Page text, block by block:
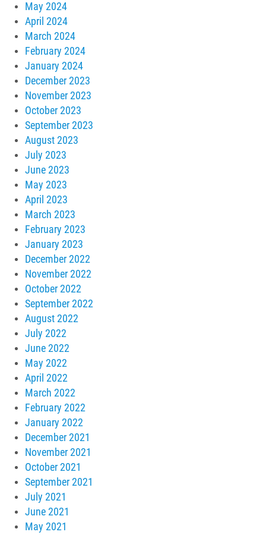
May 2024
April 2024
March 2024
February 2024
January 2024
December 2023
November 2023
October 2023
September 2023
August 2023
July 2023
June 2023
May 2023
April 2023
March 2023
February 2023
January 2023
December 2022
November 2022
October 2022
September 2022
August 2022
July 2022
June 2022
May 2022
April 2022
March 2022
February 2022
January 2022
December 2021
November 2021
October 2021
September 2021
July 2021
June 2021
May 2021